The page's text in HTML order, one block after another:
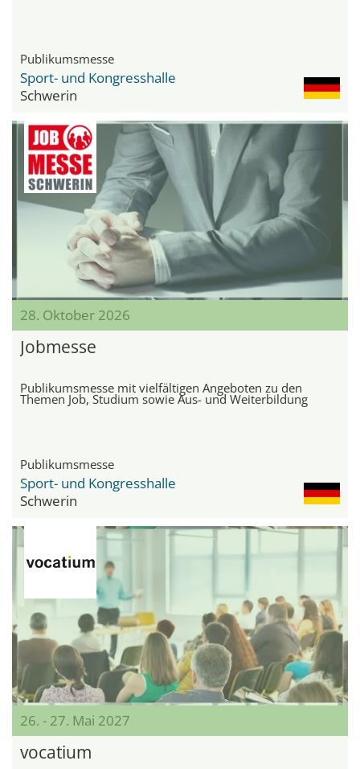
Publikumsmesse
Sport- und Kongresshalle
Schwerin
28. Oktober 2026
Jobmesse
Publikumsmesse mit vielfältigen Angeboten zu den
Themen Job, Studium sowie Aus- und Weiterbildung
Publikumsmesse
Sport- und Kongresshalle
Schwerin
26. - 27. Mai 2027
vocatium